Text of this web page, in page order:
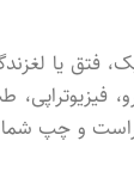
فتق یا
فیزیوتراپی،
راست و چپ شما